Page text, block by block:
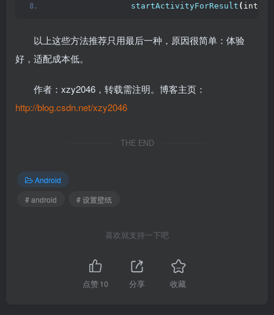
startActivityForResult ( intent,
以上这些方法推荐只用最后一种，原因很简单：体验
好，适配成本低。
作者：xzy2046，转载需注明。博客主页：
http://blog.csdn.net/xzy2046
THE END
Android
# android
# 设置壁纸
喜欢就支持一下吧
点赞10 分享 收藏